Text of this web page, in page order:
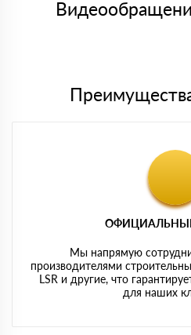
либо Вы забираете товар со
Мы напрямую
производителями
LSR и другие, что
для наших